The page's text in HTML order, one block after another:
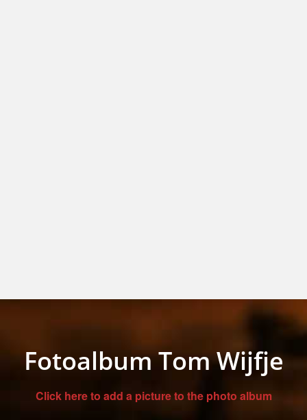
Fotoalbum Tom Wijfje
Click here to add a picture to the photo album